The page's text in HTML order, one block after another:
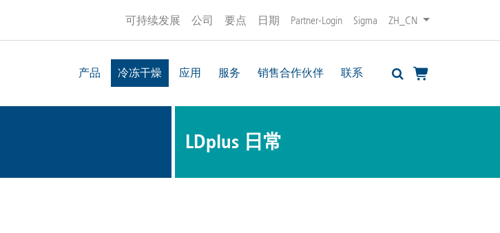
可持续发展 公司 要点 日期 Partner-Login Sigma ZH_CN
产品 冷冻干燥 应用 服务 销售合作伙伴 联系
LDplus 日常